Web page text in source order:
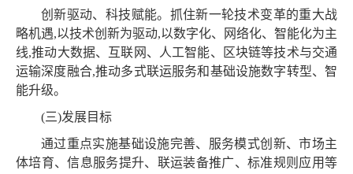
创新驱动、科技赋能。抓住新一轮技术变革的重大战
略机遇,以技术创新为驱动,以数字化、网络化、智能化为主
线,推动大数据、互联网、人工智能、区块链等技术与交通
运输深度融合,推动多式联运服务和基础设施数字转型、智
能升级。
(三)发展目标
通过重点实施基础设施完善、服务模式创新、市场主
体培育、信息服务提升、联运装备推广、标准规则应用等